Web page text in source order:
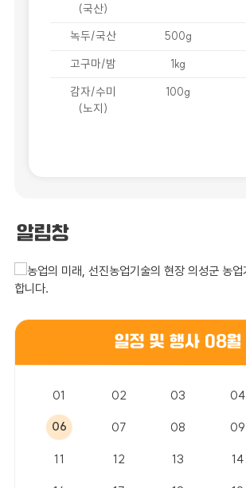
(국산)
녹두/국산 500g
고구마/밤
1kg
감자/수미
(노지)
100g
알림창
일정 및 행사 08월
01 02 03 04
06 07 08 09
11 12 13 14